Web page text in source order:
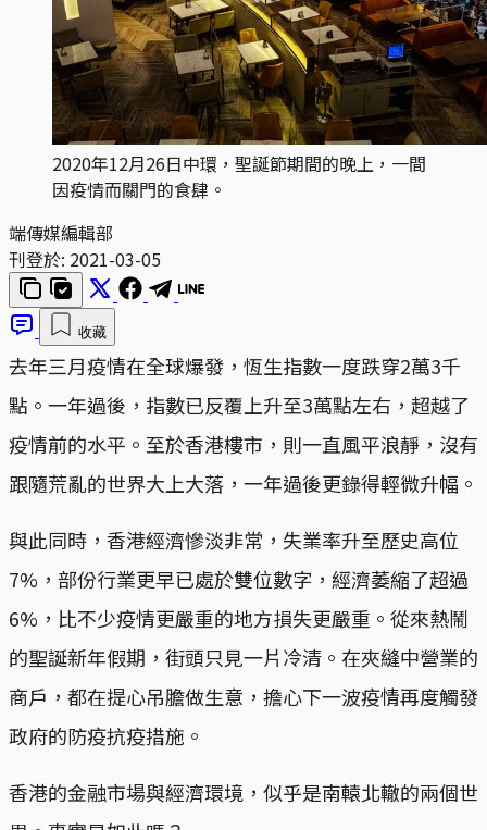
2020年12月26日中環，聖誕節期間的晚上，一間
因疫情而關門的食肆。
端傳媒編輯部
刊登於: 2021-03-05
收藏
去年三月疫情在全球爆發，恆生指數一度跌穿2萬3千
點。一年過後，指數已反覆上升至3萬點左右，超越了
疫情前的水平。至於香港樓市，則一直風平浪靜，沒有
跟隨荒亂的世界大上大落，一年過後更錄得輕微升幅。
與此同時，香港經濟慘淡非常，失業率升至歷史高位
7%，部份行業更早已處於雙位數字，經濟萎縮了超過
6%，比不少疫情更嚴重的地方損失更嚴重。從來熱鬧
的聖誕新年假期，街頭只見一片冷清。在夾縫中營業的
商戶，都在提心吊膽做生意，擔心下一波疫情再度觸發
政府的防疫抗疫措施。
香港的金融市場與經濟環境，似乎是南轅北轍的兩個世